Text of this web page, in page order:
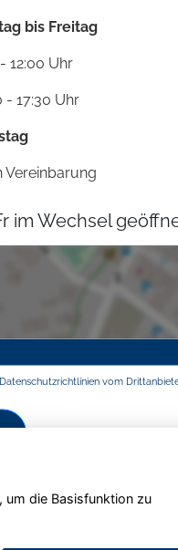
bis Freitag
12:00 Uhr
- 17:30 Uhr
Vereinbarung
im Wechsel
Datenschutzrichtlinien vom
um die Basisfunktion zu